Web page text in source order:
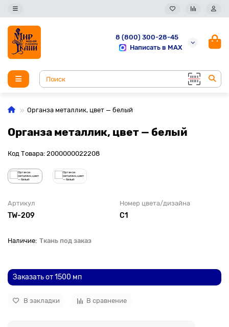
8 (800) 300-28-45
Написать в MAX
Органза металлик, цвет — белый
Органза металлик, цвет — белый
Код Товара: 2000000022208
Артикул
TW-209
Номер цвета/дизайна
С1
Ткань под заказ
Заказать от 1500 мп
В закладки В сравнение